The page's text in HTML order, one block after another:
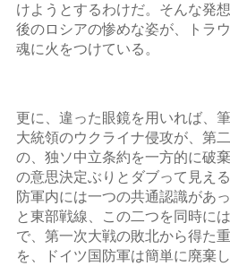
けようとするわけだ。そんな発
後のロシアの惨めな姿が、トラ
魂に火をつけている。
更に、違った眼鏡を用いれば、
大統領のウクライナ侵攻が、第
の、独ソ中立条約を一方的に破
の意思決定ぶりとダブって見え
防軍内には一つの共通認識があ
と東部戦線、この二つを同時に
で、第一次大戦の敗北から得た
を、ドイツ国防軍は簡単に廃棄